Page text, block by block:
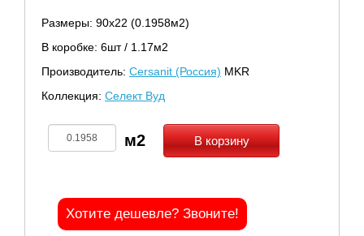
Размеры: 90х22 (0.1958м2)
В коробке: 6шт / 1.17м2
Производитель: Cersanit (Россия) MKR
Коллекция: Селект Вуд
В корзину
Хотите дешевле? Звоните!